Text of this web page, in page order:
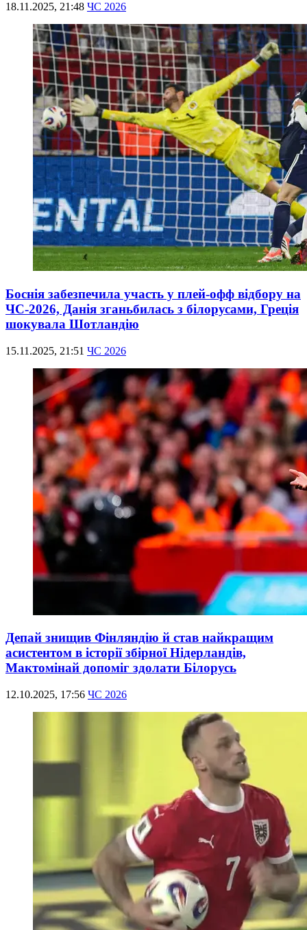
18.11.2025, 21:48 ЧС 2026
Боснія забезпечила участь у плей-офф відбору на
ЧС-2026, Данія зганьбилась з білорусами, Греція
шокувала Шотландію
15.11.2025, 21:51 ЧС 2026
Депай знищив Фінляндію й став найкращим
асистентом в історії збірної Нідерландів,
Мактомінай допоміг здолати Білорусь
12.10.2025, 17:56 ЧС 2026